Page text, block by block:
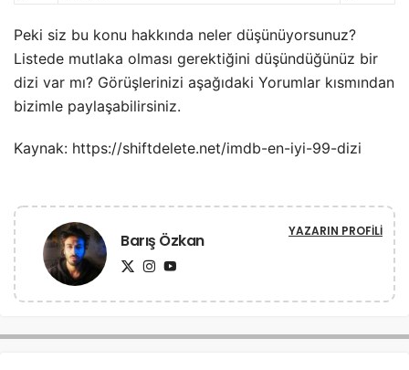
Peki siz bu konu hakkında neler düşünüyorsunuz?
Listede mutlaka olması gerektiğini düşündüğünüz bir
dizi var mı? Görüşlerinizi aşağıdaki Yorumlar kısmından
bizimle paylaşabilirsiniz.
Kaynak: https://shiftdelete.net/imdb-en-iyi-99-dizi
Barış Özkan YAZARIN PROFILI